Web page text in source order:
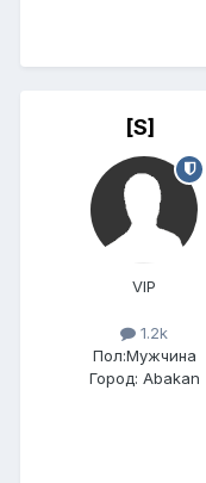
[S]
VIP
1.2k
Пол:Мужчина
Город: Abakan